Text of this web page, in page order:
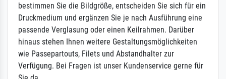
bestimmen Sie die Bildgröße, entscheiden Sie sich für ein
Druckmedium und ergänzen Sie je nach Ausführung eine
passende Verglasung oder einen Keilrahmen. Darüber
hinaus stehen Ihnen weitere Gestaltungsmöglichkeiten
wie Passepartouts, Filets und Abstandhalter zur
Verfügung. Bei Fragen ist unser Kundenservice gerne für